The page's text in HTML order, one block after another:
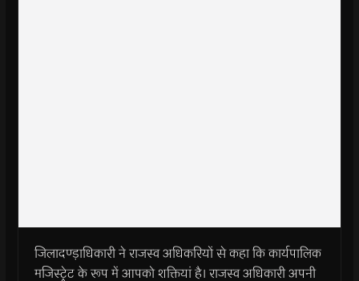
जिलादण्ड़ाधिकारी ने राजस्व अधिकरियों से कहा कि कार्यपालिक
मजिस्ट्रेट के रूप में आपको शक्तियां है। राजस्व अधिकारी अपनी